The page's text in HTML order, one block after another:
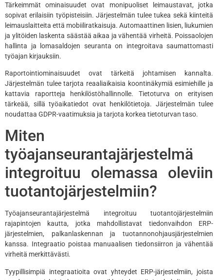
Tärkeimmät ominaisuudet ovat monipuoliset leimaustavat, jotka
sopivat erilaisiin työpisteisiin. Järjestelmän tulee tukea sekä kiinteitä
leimauslaitteita että mobiiliratkaisuja. Automaattinen lisien, liukumien
ja ylitöiden laskenta säästää aikaa ja vähentää virheitä. Poissaolojen
hallinta ja lomasaldojen seuranta on integroitava saumattomasti
työajan kirjauksiin.
Raportointiominaisuudet ovat tärkeitä johtamisen kannalta.
Järjestelmän tulee tarjota reaaliaikaisia koontinäkymiä esimiehille ja
kattavia raportteja henkilöstöhallinnolle. Tietoturva on erityisen
tärkeää, sillä työaikatiedot ovat henkilötietoja. Järjestelmän tulee
noudattaa GDPR-vaatimuksia ja tarjota korkea tietoturvan taso.
Miten
työajanseurantajärjestelmä
integroituu olemassa oleviin
tuotantojärjestelmiin?
Työajanseurantajärjestelmä integroituu tuotantojärjestelmiin
rajapintojen kautta, jotka mahdollistavat tiedonvaihdon ERP-
järjestelmien, palkanlaskennan ja tuotannonohjausjärjestelmien
kanssa. Integraatio poistaa manuaalisen tiedonsiirron ja vähentää
virheitä merkittävästi.
Tyypillisimpiä integraatioita ovat yhteydet ERP-järjestelmiin, joista